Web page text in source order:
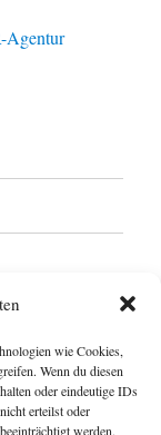
wie Cookies,
Wenn du diesen
oder eindeutige IDs
erteilst oder
werden.
Agentur